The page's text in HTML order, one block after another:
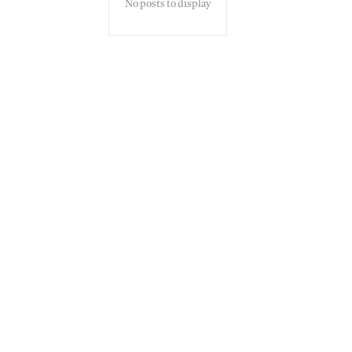
No posts to display